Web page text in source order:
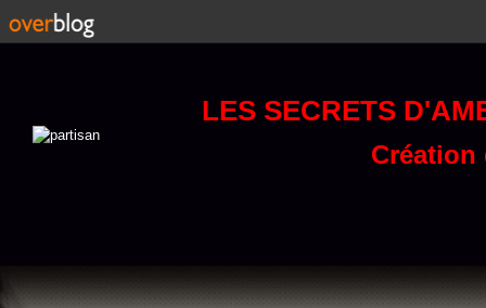
LES SECRETS
Création